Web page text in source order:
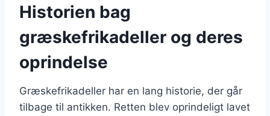
Historien bag
græskefrikadeller og deres
oprindelse
Græskefrikadeller har en lang historie, der går
tilbage til antikken. Retten blev oprindeligt lavet